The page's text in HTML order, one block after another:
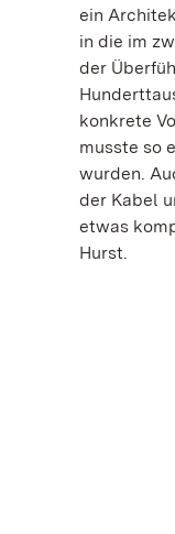
ein
in die im
der
konkrete
musste so
wurden.
der Kabel
etwas
Hurst.